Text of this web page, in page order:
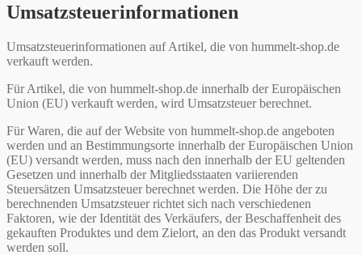
Umsatzsteuerinformationen
Umsatzsteuerinformationen auf Artikel, die von hummelt-shop.de
verkauft werden.
Für Artikel, die von hummelt-shop.de innerhalb der Europäischen
Union (EU) verkauft werden, wird Umsatzsteuer berechnet.
Für Waren, die auf der Website von hummelt-shop.de angeboten
werden und an Bestimmungsorte innerhalb der Europäischen Union
(EU) versandt werden, muss nach den innerhalb der EU geltenden
Gesetzen und innerhalb der Mitgliedsstaaten variierenden
Steuersätzen Umsatzsteuer berechnet werden. Die Höhe der zu
berechnenden Umsatzsteuer richtet sich nach verschiedenen
Faktoren, wie der Identität des Verkäufers, der Beschaffenheit des
gekauften Produktes und dem Zielort, an den das Produkt versandt
werden soll.